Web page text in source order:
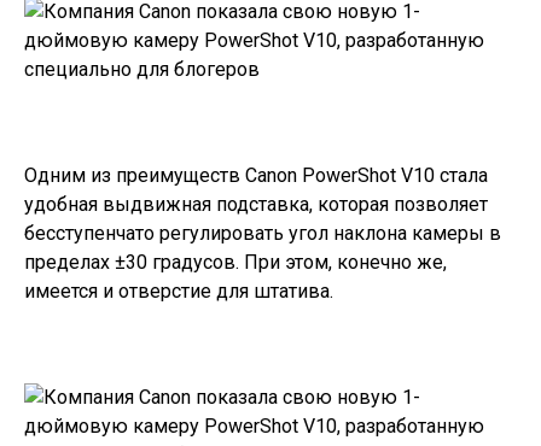
Одним из преимуществ Canon PowerShot V10 стала
удобная выдвижная подставка, которая позволяет
бесступенчато регулировать угол наклона камеры в
пределах ±30 градусов. При этом, конечно же,
имеется и отверстие для штатива.